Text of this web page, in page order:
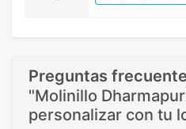
Preguntas
"Molinillo
personalizar con tu